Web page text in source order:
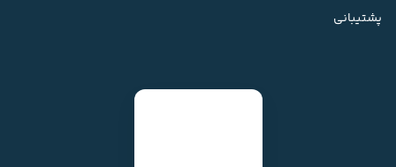
پشتیبانی